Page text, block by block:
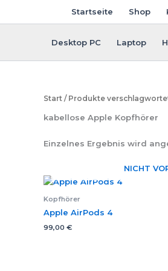
Startseite Shop
Desktop PC Laptop
Start / Produkte
kabellose Apple Kopfhörer
Einzelnes Ergebnis wird
NICHT
Kopfhörer
Apple AirPods 4
99,00 €